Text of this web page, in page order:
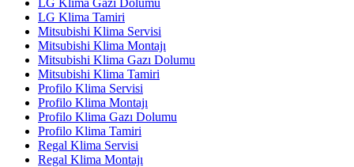
LG Klima Tamiri
Mitsubishi Klima Servisi
Mitsubishi Klima Montajı
Mitsubishi Klima Gazı Dolumu
Mitsubishi Klima Tamiri
Profilo Klima Servisi
Profilo Klima Montajı
Profilo Klima Gazı Dolumu
Profilo Klima Tamiri
Regal Klima Servisi
Regal Klima Montajı